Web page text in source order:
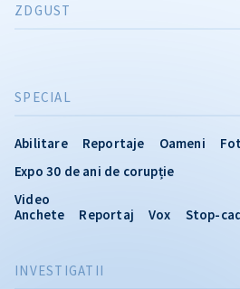
INVESTIGATII
SPECIAL
Abilitare Reportaje Oameni
Expo 30 de ani de corupție
Video
Anchete
Reportaj Vox Stop-
ZDGUST